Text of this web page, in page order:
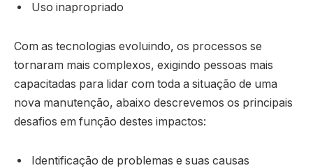
Uso inapropriado
Com as tecnologias evoluindo, os processos se
tornaram mais complexos, exigindo pessoas mais
capacitadas para lidar com toda a situação de uma
nova manutenção, abaixo descrevemos os principais
desafios em função destes impactos:
Identificação de problemas e suas causas